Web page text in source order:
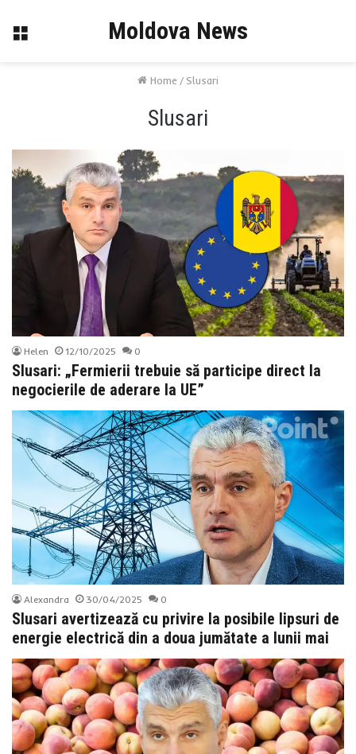
Menu Moldova News
Home / Slusari
Slusari
Helen 12/10/2025 0
Slusari: „Fermierii trebuie să participe direct la
negocierile de aderare la UE”
Alexandra 30/04/2025 0
Slusari avertizează cu privire la posibile lipsuri de
energie electrică din a doua jumătate a lunii mai